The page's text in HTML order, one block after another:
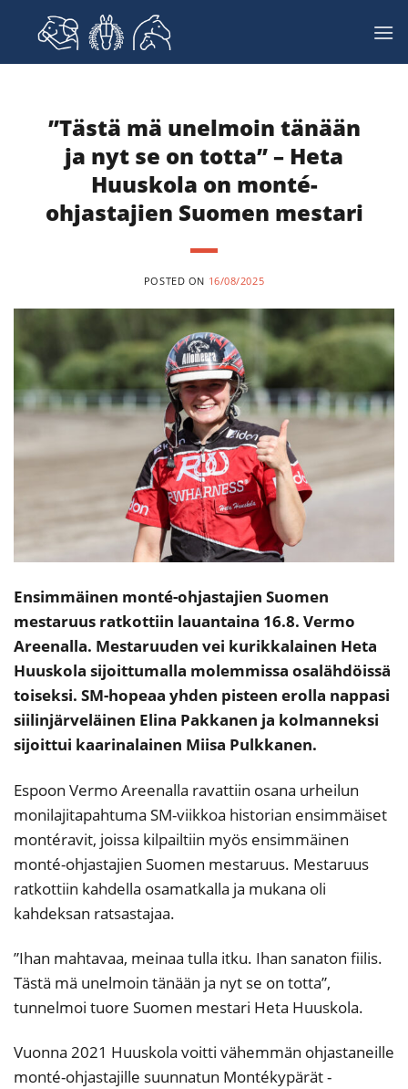
”Tästä mä unelmoin tänään
ja nyt se on totta” – Heta
Huuskola on monté-
ohjastajien Suomen mestari
POSTED ON 16/08/2025
Ensimmäinen monté-ohjastajien Suomen
mestaruus ratkottiin lauantaina 16.8. Vermo
Areenalla. Mestaruuden vei kurikkalainen Heta
Huuskola sijoittumalla molemmissa osalähdöissä
toiseksi. SM-hopeaa yhden pisteen erolla nappasi
siilinjärveläinen Elina Pakkanen ja kolmanneksi
sijoittui kaarinalainen Miisa Pulkkanen.
Espoon Vermo Areenalla ravattiin osana urheilun
monilajitapahtuma SM-viikkoa historian ensimmäiset
montéravit, joissa kilpailtiin myös ensimmäinen
monté-ohjastajien Suomen mestaruus. Mestaruus
ratkottiin kahdella osamatkalla ja mukana oli
kahdeksan ratsastajaa.
”Ihan mahtavaa, meinaa tulla itku. Ihan sanaton fiilis.
Tästä mä unelmoin tänään ja nyt se on totta”,
tunnelmoi tuore Suomen mestari Heta Huuskola.
Vuonna 2021 Huuskola voitti vähemmän ohjastaneille
monté-ohjastajille suunnatun Montékypärät -